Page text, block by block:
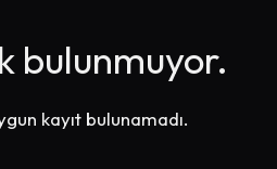
bulunmuyor.
kayıt bulunamadı.